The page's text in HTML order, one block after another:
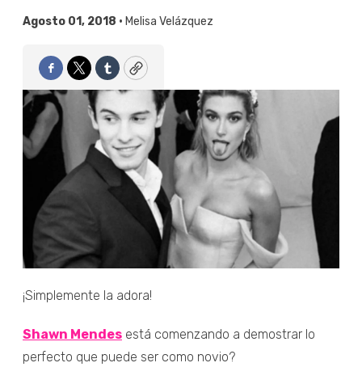
Agosto 01, 2018 • Melisa Velázquez
Facebook
TwitterTumblrCopy
¡Simplemente la adora!
Shawn Mendes está comenzando a demostrar lo
perfecto que puede ser como novio?